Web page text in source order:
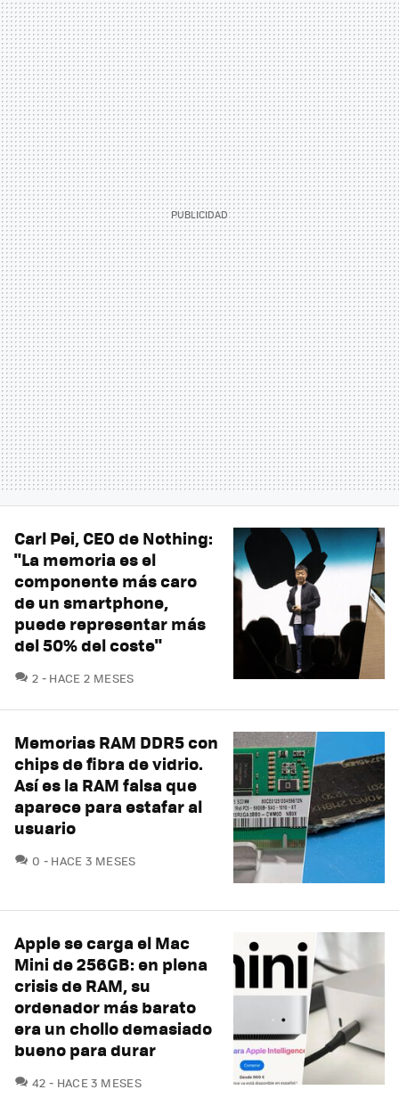
Carl Pei, CEO de Nothing:
"La memoria es el
componente más caro
de un smartphone,
puede representar más
del 50% del coste"
2 COMENTARIOS
HACE 2 MESES
Memorias RAM DDR5 con
chips de fibra de vidrio.
Así es la RAM falsa que
aparece para estafar al
usuario
0 COMENTARIOS
HACE 3 MESES
Apple se carga el Mac
Mini de 256GB: en plena
crisis de RAM, su
ordenador más barato
era un chollo demasiado
bueno para durar
42 COMENTARIOS
HACE 3 MESES